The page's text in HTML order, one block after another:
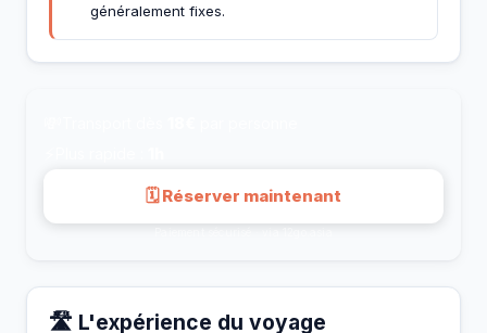
généralement fixes.
🗓 Réserver maintenant
🛣️ L'expérience du voyage